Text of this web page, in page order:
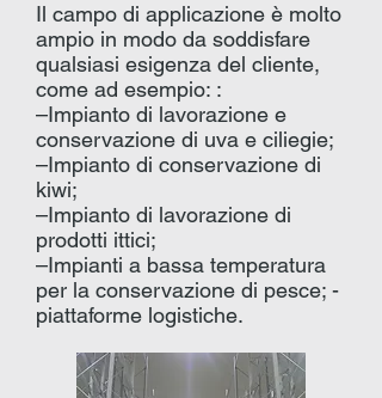
Il campo di applicazione è molto
ampio in modo da soddisfare
qualsiasi esigenza del cliente,
come ad esempio: :
–Impianto di lavorazione e
conservazione di uva e ciliegie;
–Impianto di conservazione di
kiwi;
–Impianto di lavorazione di
prodotti ittici;
–Impianti a bassa temperatura
per la conservazione di pesce; -
piattaforme logistiche.